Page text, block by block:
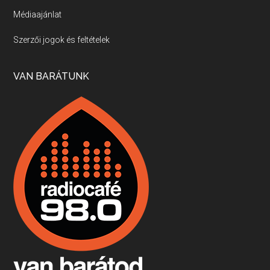
Villány, kékfrankos, Jackfall
Apr 17, 2026 • 00:35:38
Boston, teadélután, bab és homár
Apr 9, 2026 • 00:37:17
Fermentáljunk, a testünk meghálálja!
Apr 3, 2026 • 00:36:07
Médiaajánlat
Szerzői jogok és feltételek
VAN BARÁTUNK